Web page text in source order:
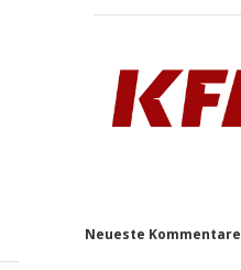
Neueste Kommentare